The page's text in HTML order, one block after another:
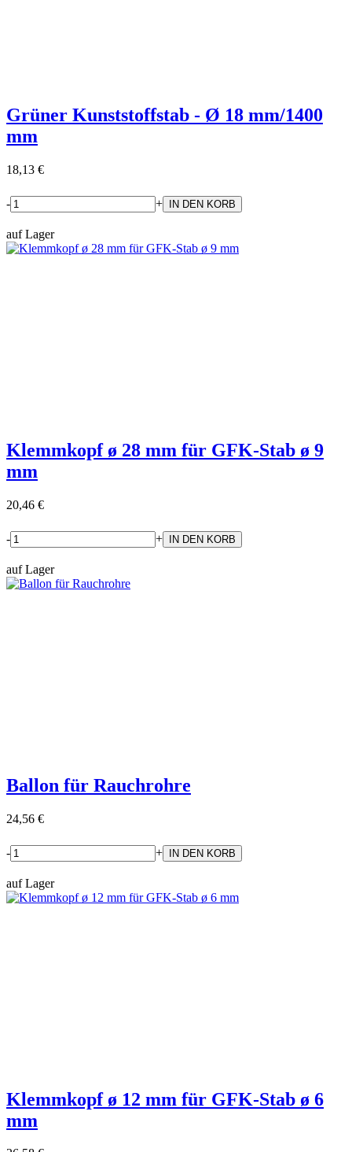
Grüner Kunststoffstab - Ø 18 mm/1400
mm
18,13 €
- +
auf Lager
Klemmkopf ø 28 mm für GFK-Stab ø 9
mm
20,46 €
- +
auf Lager
Ballon für Rauchrohre
24,56 €
- +
auf Lager
Klemmkopf ø 12 mm für GFK-Stab ø 6
mm